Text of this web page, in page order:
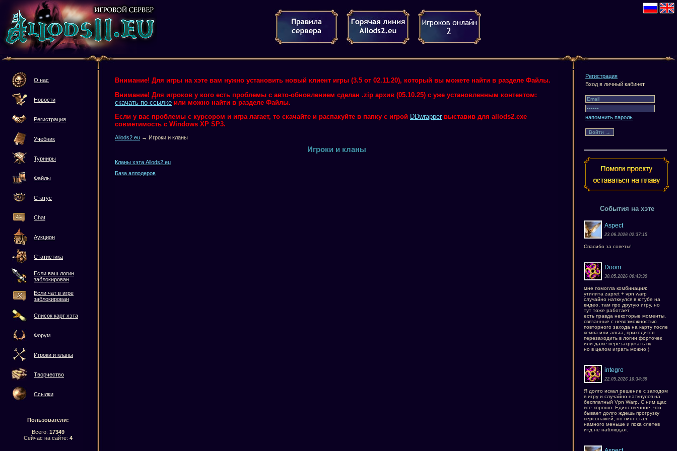
О нас
Новости
Регистрация
Учебник
Турниры
Файлы
Статус
Chat
Аукцион
Статистика
Если ваш логин
заблокирован
Если чат в игре
заблокирован
Список карт хэта
Форум
Игроки и кланы
Творчество
Ссылки
Пользователи:
Всего: 17349
Сейчас на сайте: 4
Внимание! Для игры на хэте вам нужно установить новый клиент игры (3.5 от 02.11.20), который вы можете найти в разделе Файлы.
Внимание! Для игроков у кого есть проблемы с авто-обновлением сделан .zip архив (05.10.25) с уже установленным контентом:
скачать по ссылке или можно найти в разделе Файлы.
Если у вас проблемы с курсором и игра лагает, то скачайте и распакуйте в папку с игрой DDwrapper выставив для allods2.exe
совметимость с Windows XP SP3.
Allods2.eu → Игроки и кланы
Игроки и кланы
Кланы хэта Allods2.eu
База аллодеров
Регистрация
Вход в личный кабинет
напомнить пароль
События на хэте
Aspect
23.06.2026 02:37:15
Спасибо за советы!
Doom
30.05.2026 00:43:39
мне помогла комбинация:
утилита zapret + vpn warp
случайно наткнулся в ютубе на
видео, там про другую игру, но
тут тоже работает
есть правда некоторые моменты,
связанные с невозможностью
повторного захода на карту после
кемпа или альта, приходится
перезаходить в логин форточек
или даже перезагружать пк
но в целом играть можно )
integro
22.05.2026 10:34:39
Я долго искал решение с заходом
в игру и случайно наткнулся на
бесплатный Vpn Warp. С ним щас
все хорошо. Единственное, что
бывает долго ждешь прогрузку
персонажей, но пинг стал
намного меньше и пока слетев
итд не наблюдал.